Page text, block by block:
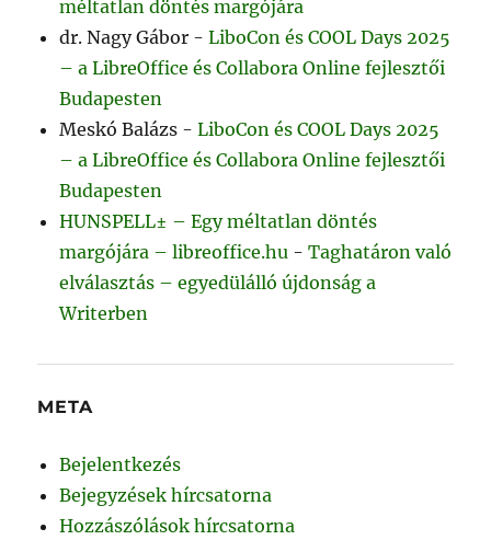
méltatlan döntés margójára
dr. Nagy Gábor -LiboCon és COOL Days 2025
– a LibreOffice és Collabora Online fejlesztői
Budapesten
Meskó Balázs -LiboCon és COOL Days 2025
– a LibreOffice és Collabora Online fejlesztői
Budapesten
HUNSPELL± – Egy méltatlan döntés
margójára – libreoffice.hu -Taghatáron való
elválasztás – egyedülálló újdonság a
Writerben
META
Bejelentkezés
Bejegyzések hírcsatorna
Hozzászólások hírcsatorna